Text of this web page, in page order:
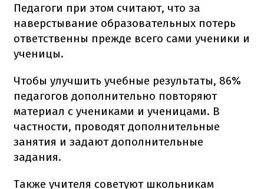
Педагоги при этом считают, что за
наверстывание образовательных потерь
ответственны прежде всего сами ученики и
ученицы.
Чтобы улучшить учебные результаты, 86%
педагогов дополнительно повторяют
материал с учениками и ученицами. В
частности, проводят дополнительные
занятия и задают дополнительные
задания.
Также учителя советуют школьникам